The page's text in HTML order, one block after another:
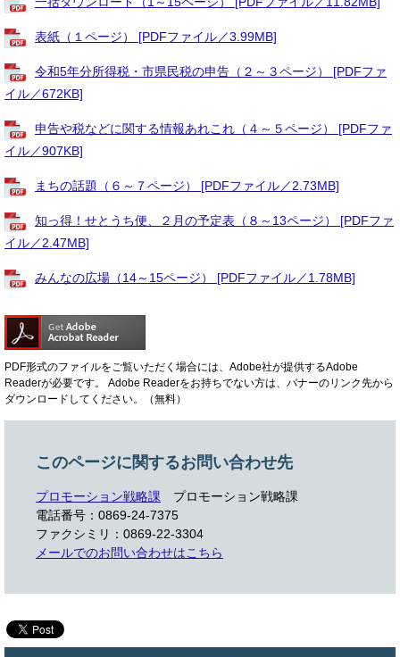
表紙（１ページ） [PDFファイル／3.99MB]
令和5年分所得税・市県民税の申告（２～３ページ） [PDFファ
イル／672KB]
申告や税などに関する情報あれこれ（４～５ページ） [PDFファ
イル／907KB]
まちの話題（６～７ページ） [PDFファイル／2.73MB]
知っ得！せとうち便、２月の予定表（８～13ページ） [PDFファ
イル／2.47MB]
みんなの広場（14～15ページ） [PDFファイル／1.78MB]
PDF形式のファイルをご覧いただく場合には、Adobe社が提供するAdobe
Readerが必要です。
Adobe Readerをお持ちでない方は、バナーのリンク先から
ダウンロードしてください。（無料）
このページに関するお問い合わせ先
プロモーション戦略課
プロモーション戦略課
電話番号：0869-24-7375
ファクシミリ：0869-22-3304
メールでのお問い合わせはこちら